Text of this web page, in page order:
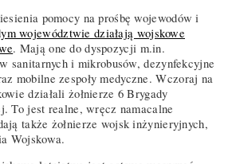
pomocy na prośbę wojewodów i
województwie działają wojskowe
. Mają one do dyspozycji m.in.
sanitarnych i mikrobusów, dezynfekcyjne
mobilne zespoły medyczne. Wczoraj na
działali żołnierze 6 Brygady
To jest realne, wręcz namacalne
także żołnierze wojsk inżynieryjnych,
Wojskowa.